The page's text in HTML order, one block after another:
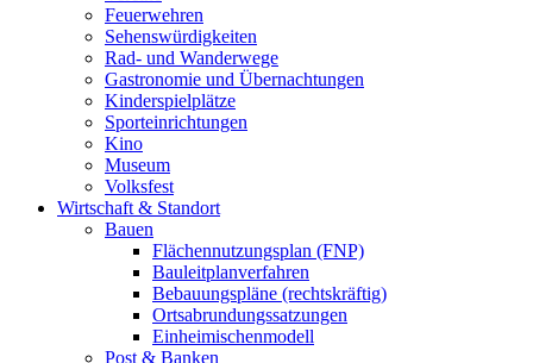
Feuerwehren
Sehenswürdigkeiten
Rad- und Wanderwege
Gastronomie und Übernachtungen
Kinderspielplätze
Sporteinrichtungen
Kino
Museum
Volksfest
Wirtschaft & Standort
Bauen
Flächennutzungsplan (FNP)
Bauleitplanverfahren
Bebauungspläne (rechtskräftig)
Ortsabrundungssatzungen
Einheimischenmodell
Post & Banken